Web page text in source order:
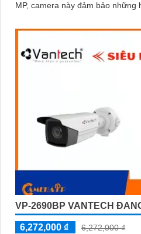
MP, camera này đảm bảo những
VP-2690BP VANTECH
6,272,000 ₫
6,272,000 ₫